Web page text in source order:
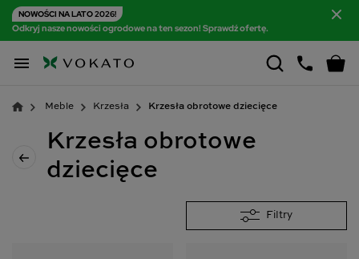
NOWOŚCI NA LATO 2026!
Odkryj nasze nowości ogrodowe na ten sezon! Sprawdź ofertę.

Meble Krzesła Krzesła obrotowe dziecięce
Krzesła obrotowe
dziecięce
Filtry